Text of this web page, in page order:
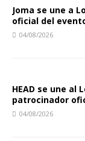
Joma se une a
oficial del
04/08/2026
HEAD se une al
patrocinador
04/08/2026